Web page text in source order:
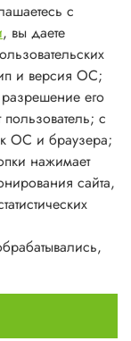
с
, вы даете
и версия ОС;
разрешение его
с
ОС и браузера;
нажимает
сайта,